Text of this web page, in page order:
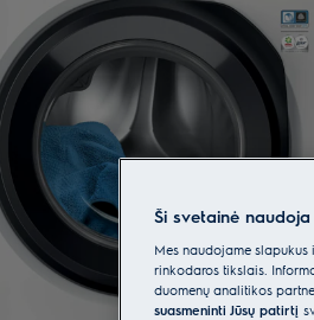
Ši svetainė
Mes naudojame
rinkodaros tikslais.
duomenų analitikos
suasmeninti Jūsų patirtį